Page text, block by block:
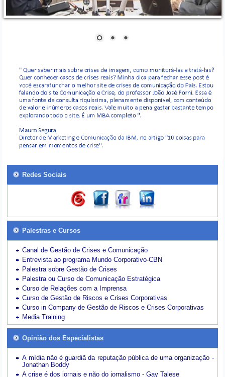
Redes Sociais
Palestras e Cursos
Canal de Gestão de Crises e Comunicação
Entrevista ao programa Mundo Corporativo-CBN
Palestra sobre Gestão de Crises
Palestra ou Curso de Comunicação Estratégica
Curso de Relações com a Imprensa
Curso de Gestão de Riscos e Crises Corporativas
Curso in Company de Gestão de Riscos e Crises Corporativas
Media Training
Opinião dos Especialistas
A mídia não é guardiã da reputação pública de uma organização -
Jonathan Boddy
A crise é dos jornais e não do jornalismo - Gay Talese